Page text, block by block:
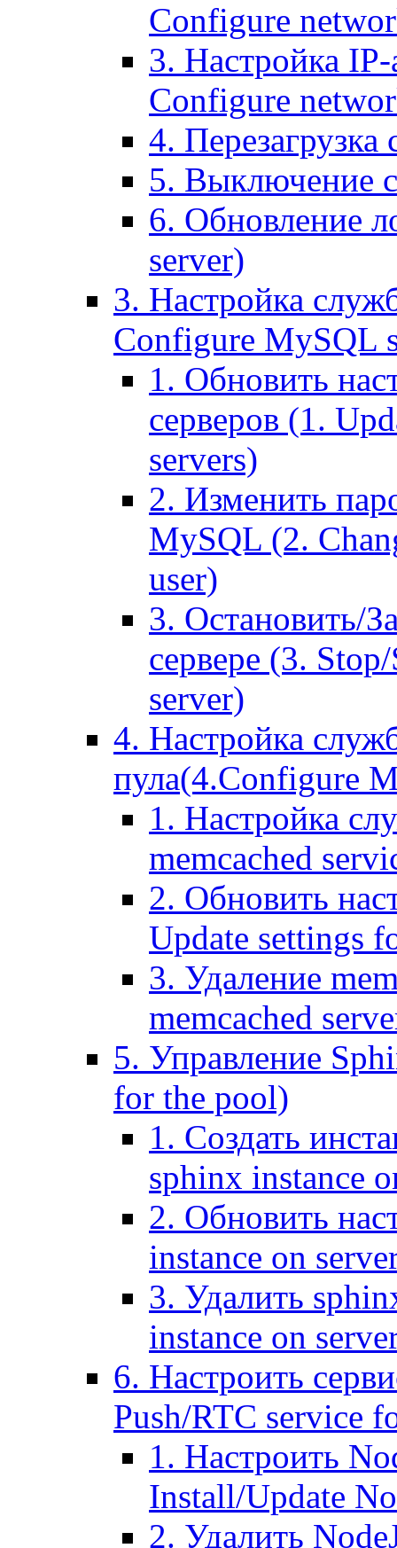
Configure
3. Настройка
Configure
4. Перезагрузка
5. Выключение
6. Обновление
server)
3. Настройка
Configure MySQL
1. Обновить
серверов (1.
servers)
2. Изменить
MySQL (2.
user)
3. Остановить/
сервере (3.
server)
4. Настройка
пула(4.Configure
1. Настройка
memcached
2. Обновить
Update settings
3. Удаление
memcached
5. Управление
for the pool)
1. Создать
sphinx instance
2. Обновить
instance on
3. Удалить
instance on
6. Настроить
Push/RTC service
1. Настроить
Install/Update
2. Удалить